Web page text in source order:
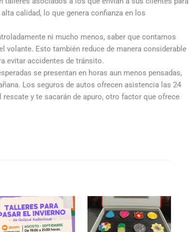
calidad, lo que genera confianza en los
ni mucho menos, saber que contamos
volante. Esto también reduce de manera considerable
evitar accidentes de tránsito.
se presentan en horas aun menos pensadas,
Los seguros de autos ofrecen asistencia las 24
y te sacarán de apuro, otro factor que ofrece